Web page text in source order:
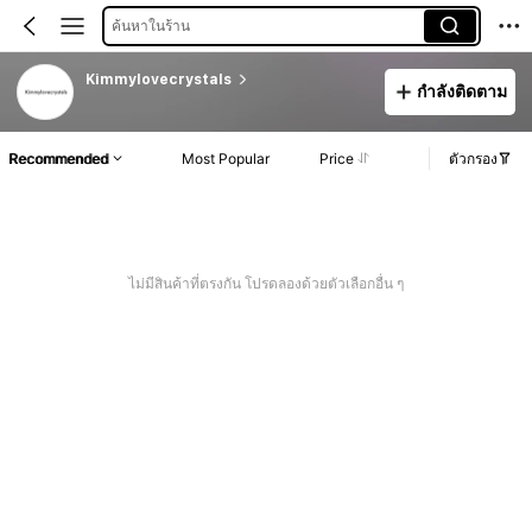
ค้นหาในร้าน
Kimmylovecrystals
กำลังติดตาม
Recommended Most Popular Price ตัวกรอง
ไม่มีสินค้าที่ตรงกัน โปรดลองด้วยตัวเลือกอื่น ๆ